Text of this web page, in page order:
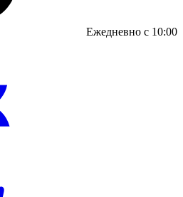
Ежедневно с 10:00